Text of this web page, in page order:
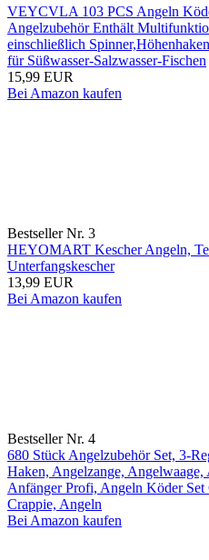
VEYCVLA 103 PCS Angeln
Angelzubehör Enthält
einschließlich
für Süßwasser-Salzwasser-Fischen
15,99 EUR
Bei Amazon kaufen
Bestseller Nr. 3
HEYOMART Kescher Angeln,
Unterfangskescher
13,99 EUR
Bei Amazon kaufen
Bestseller Nr. 4
680 Stück Angelzubehör Set, 3-
Haken, Angelzange,
Anfänger Profi, Angeln Köder
Crappie, Angeln
Bei Amazon kaufen